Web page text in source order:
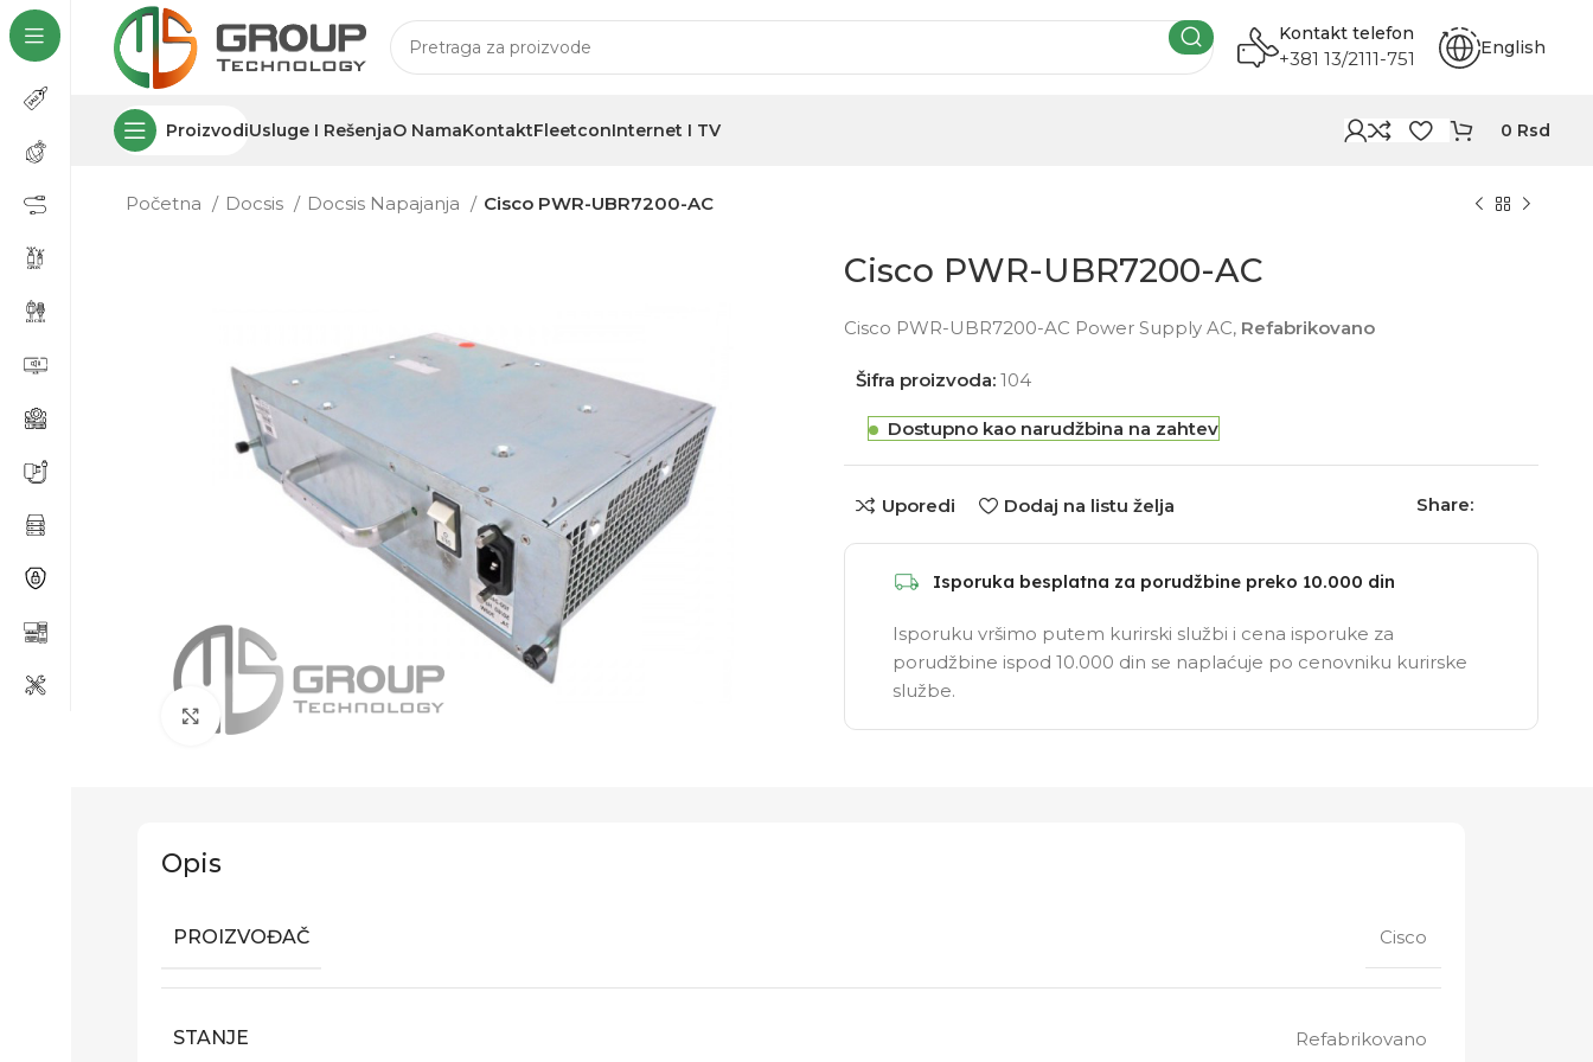
Kontakt telefon
+381 13/2111-751 English
ProizvodiUsluge I RešenjaO NamaKontaktFleetconInternet I TV 0 Rsd
Početna Docsis Docsis Napajanja Cisco PWR-UBR7200-AC
Click to enlarge
Cisco PWR-UBR7200-AC
Cisco PWR-UBR7200-AC Power Supply AC, Refabrikovano
Šifra proizvoda: 104
Dostupno kao narudžbina na zahtev
Uporedi Dodaj na listu želja Share:
Isporuka besplatna za porudžbine preko 10.000 din
Isporuku vršimo putem kurirski službi i cena isporuke za
porudžbine ispod 10.000 din se naplaćuje po cenovniku kurirske
službe.
Opis
PROIZVOĐAČ Cisco
STANJE Refabrikovano